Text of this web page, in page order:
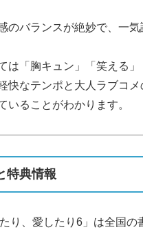
のバランスが絶妙で、一気
は「胸キュン」「笑える」
快なテンポと大人ラブコ
いることがわかります。
特典情報
り、愛したり6」は全国の